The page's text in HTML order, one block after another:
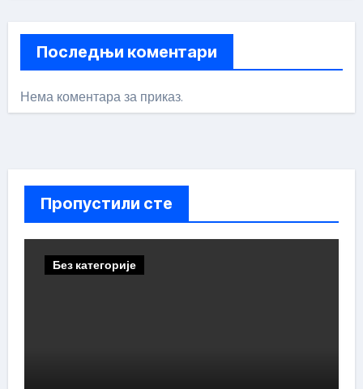
Последњи коментари
Нема коментара за приказ.
Пропустили сте
Без категорије